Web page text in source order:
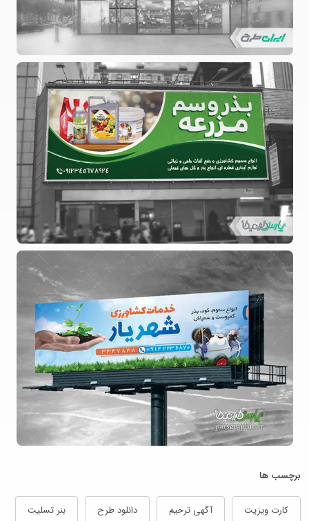
برچسب ها
کارت ویزیت آگهی ترحیم دانلود طرح بنر تسلیت